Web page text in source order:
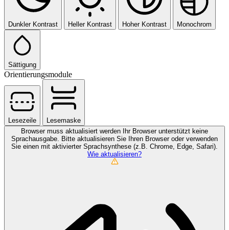
Dunkler Kontrast Heller Kontrast Hoher Kontrast Monochrom
Sättigung
Orientierungsmodule
Lesezeile
Lesemaske
Browser muss aktualisiert werden
Ihr Browser unterstützt keine
Sprachausgabe. Bitte aktualisieren Sie Ihren Browser oder verwenden
Sie einen mit aktivierter Sprachsynthese (z.B. Chrome, Edge, Safari).
Wie aktualisieren?